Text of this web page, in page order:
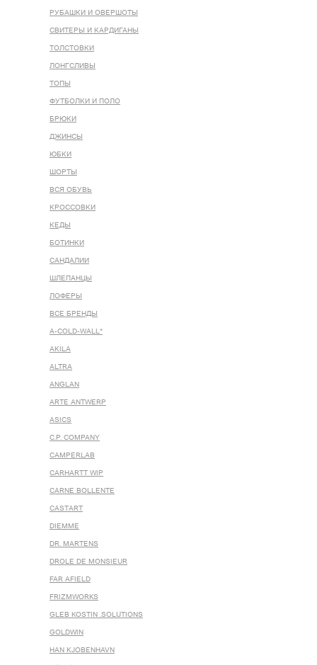
РУБАШКИ И ОВЕРШОТЫ
СВИТЕРЫ И КАРДИГАНЫ
ТОЛСТОВКИ
ЛОНГСЛИВЫ
ТОПЫ
ФУТБОЛКИ И ПОЛО
БРЮКИ
ДЖИНСЫ
ЮБКИ
ШОРТЫ
ВСЯ ОБУВЬ
КРОССОВКИ
КЕДЫ
БОТИНКИ
САНДАЛИИ
ШЛЕПАНЦЫ
ЛОФЕРЫ
ВСЕ БРЕНДЫ
A-COLD-WALL*
AKILA
ALTRA
ANGLAN
ARTE ANTWERP
ASICS
C.P. COMPANY
CAMPERLAB
CARHARTT WIP
CARNE BOLLENTE
CASTART
DIEMME
DR. MARTENS
DROLE DE MONSIEUR
FAR AFIELD
FRIZMWORKS
GLEB KOSTIN .SOLUTIONS
GOLDWIN
HAN KJOBENHAVN